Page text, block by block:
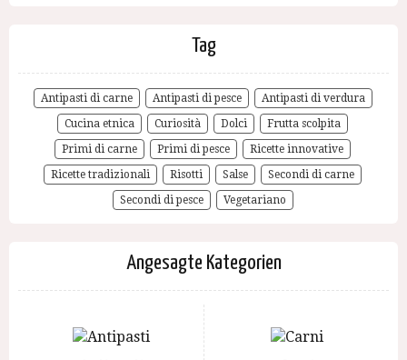
Tag
Antipasti di carne Antipasti di pesce
Antipasti di verdura
Cucina etnica
Curiosità Dolci
Frutta scolpita
Primi di carne
Primi di pesce
Ricette innovative
Ricette tradizionali
Risotti Salse
Secondi di carne
Secondi di pesce
Vegetariano
Angesagte Kategorien